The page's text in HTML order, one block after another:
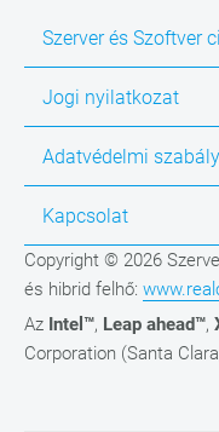
Szerver és Szoftver
Jogi nyilatkozat
Adatvédelmi
Kapcsolat
Copyright © 2026
és hibrid felhő:
Az Intel™, Leap ahead™,
Corporation (Santa